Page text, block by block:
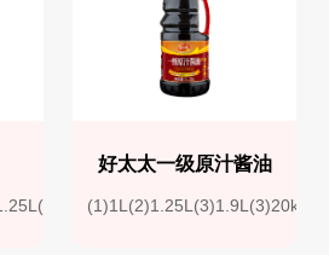
好太太一级原汁酱油
(1)1L(2)1.25L(3)1.9L(3)20kg